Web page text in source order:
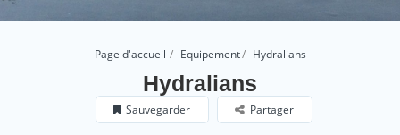
Page d'accueil Equipement Hydralians
Hydralians
Sauvegarder Partager